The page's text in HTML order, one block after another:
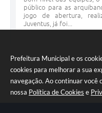
Prefeitura Municipal e os
cookies para melhorar a sua
navegação. Ao continuar você
nossa Política de Cookies e
público para as
jogo de abertura,
Juventus, já foi...